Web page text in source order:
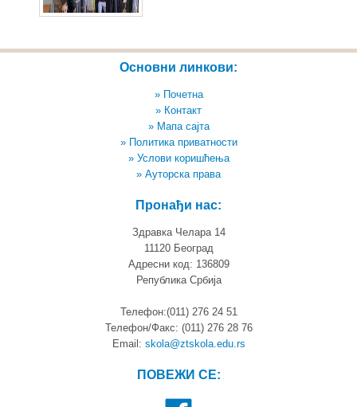
Основни линкови:
» Почетна
» Контакт
» Мапа сајта
» Политика приватности
» Услови коришћења
» Ауторска права
Пронађи нас:
Здравка Челара 14
11120 Београд
Адресни код: 136809
Република Србија
Телефон:(011) 276 24 51
Телефон/Факс: (011) 276 28 76
Email: skola@ztskola.edu.rs
ПОВЕЖИ СЕ: